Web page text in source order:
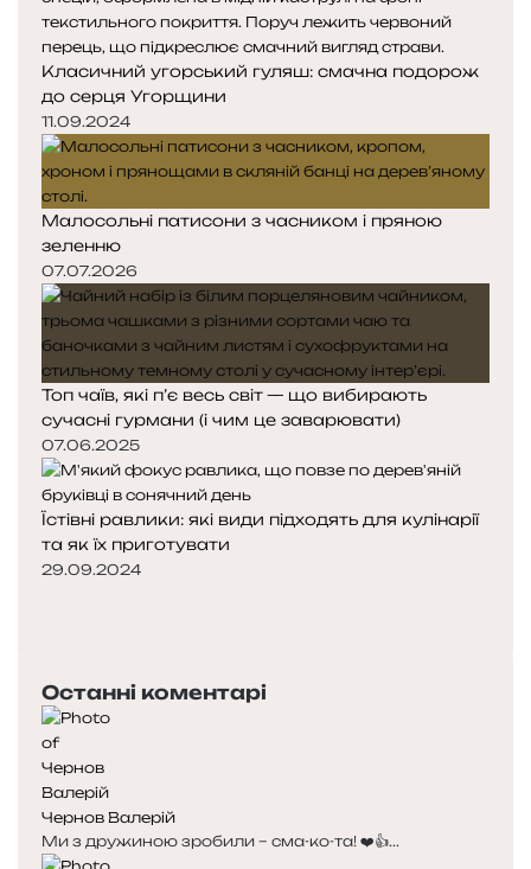
Класичний угорський гуляш: смачна подорож
до серця Угорщини
11.09.2024
Малосольні патисони з часником і пряною
зеленню
07.07.2026
Топ чаїв, які п’є весь світ — що вибирають
сучасні гурмани (і чим це заварювати)
07.06.2025
Їстівні равлики: які види підходять для кулінарії
та як їх приготувати
29.09.2024
Останні коментарі
Чернов Валерій
Ми з дружиною зробили – сма-ко-та! ❤️👍...